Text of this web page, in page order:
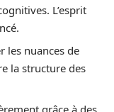
L’esprit
les nuances de
la structure des
grâce à des